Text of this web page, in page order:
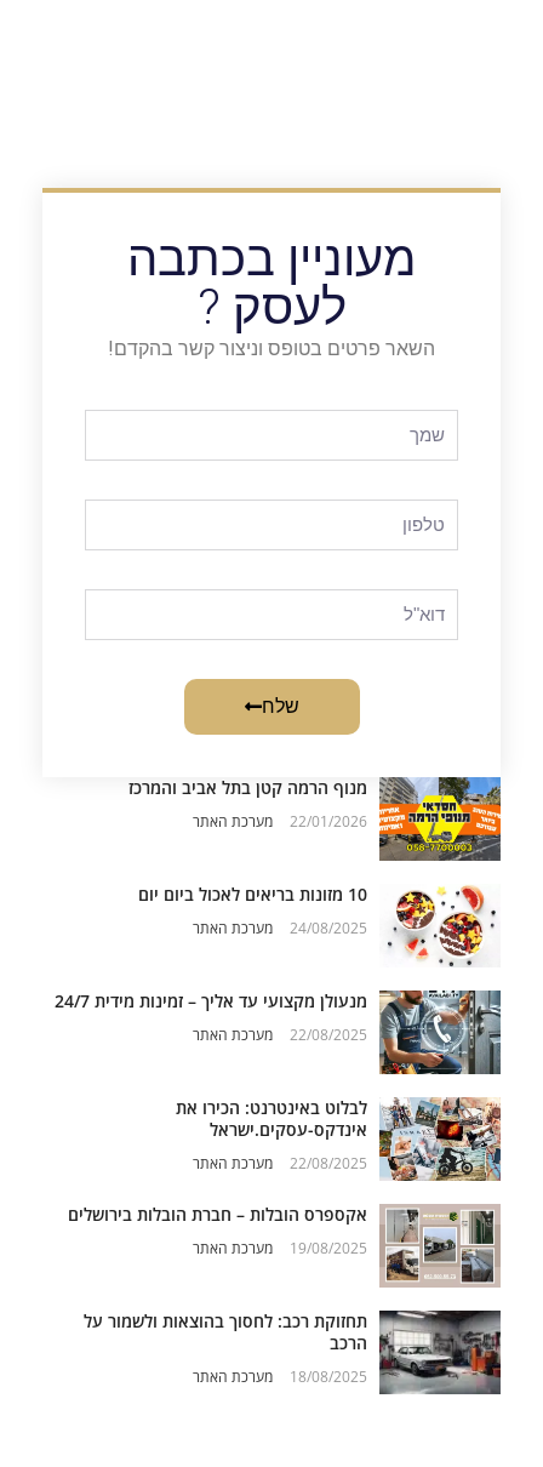
מעוניין בכתבה
לעסק ?
השאר פרטים בטופס וניצור קשר בהקדם!
שלח
מנוף הרמה קטן בתל אביב והמרכז
22/01/2026 מערכת האתר
10 מזונות בריאים לאכול ביום יום
24/08/2025 מערכת האתר
מנעולן מקצועי עד אליך – זמינות מידית 24/7
22/08/2025 מערכת האתר
לבלוט באינטרנט: הכירו את
אינדקס-עסקים.ישראל
22/08/2025 מערכת האתר
אקספרס הובלות – חברת הובלות בירושלים
19/08/2025 מערכת האתר
תחזוקת רכב: לחסוך בהוצאות ולשמור על
הרכב
18/08/2025 מערכת האתר